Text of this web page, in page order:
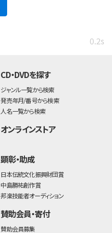
0.2s
CD・DVDを探す
ジャンル一覧から検索
発売年月/番号から検索
人名一覧から検索
オンラインストア
顕彰・助成
日本伝統文化振興財団賞
中島勝祐創作賞
邦楽技能者オーディション
賛助会員・寄付
賛助会員募集